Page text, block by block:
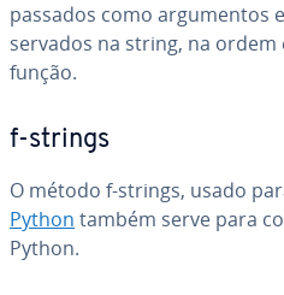
passados como ar­gu­men­tos
ser­va­dos na string, na
função.
f-strings
O método f-strings, usado
Python também serve para
Python.